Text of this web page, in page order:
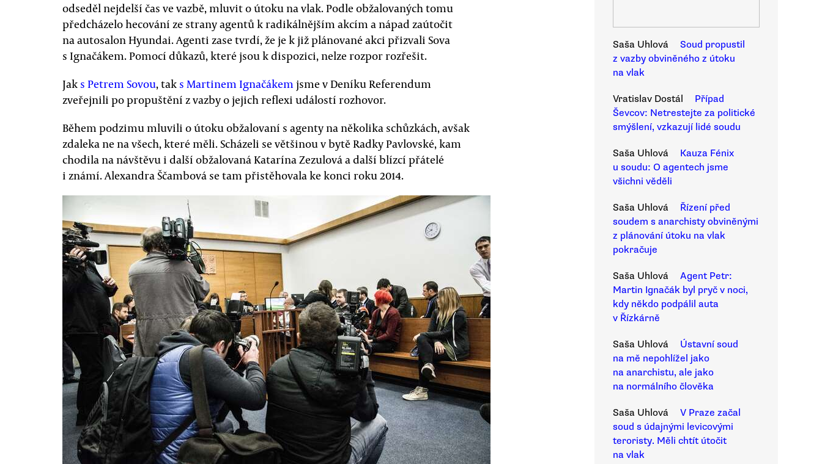
odseděl nejdelší čas ve vazbě, mluvit o útoku na vlak. Podle obžalovaných tomu
předcházelo hecování ze strany agentů k radikálnějším akcím a nápad zaútočit
na autosalon Hyundai. Agenti zase tvrdí, že je k již plánované akci přizvali Sova
s Ignačákem. Pomocí důkazů, které jsou k dispozici, nelze rozpor rozřešit.
Jak s Petrem Sovou, tak s Martinem Ignačákemjsme v Deníku Referendum
zveřejnili po propuštění z vazby o jejich reflexi událostí rozhovor.
Během podzimu mluvili o útoku obžalovaní s agenty na několika schůzkách, avšak
zdaleka ne na všech, které měli. Scházeli se většinou v bytě Radky Pavlovské, kam
chodila na návštěvu i další obžalovaná Katarína Zezulová a další blízcí přátelé
i známí. Alexandra Ščambová se tam přistěhovala ke konci roku 2014.
Saša Uhlová
Soud propustil
z vazby obviněného z útoku
na vlak
Vratislav Dostál
Případ
Ševcov: Netrestejte za politické
smýšlení, vzkazují lidé soudu
Saša Uhlová
Kauza Fénix
u soudu: O agentech jsme
všichni věděli
Saša Uhlová
Řízení před
soudem s anarchisty obviněnými
z plánování útoku na vlak
pokračuje
Saša Uhlová
Agent Petr:
Martin Ignačák byl pryč v noci,
kdy někdo podpálil auta
v Řízkárně
Saša Uhlová
Ústavní soud
na mě nepohlížel jako
na anarchistu, ale jako
na normálního člověka
Saša Uhlová
V Praze začal
soud s údajnými levicovými
teroristy. Měli chtít útočit
na vlak